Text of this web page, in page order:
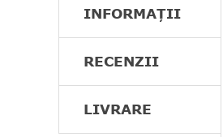
INFORMAȚII
RECENZII
LIVRARE